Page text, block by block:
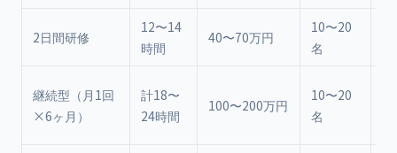
2日間研修
12〜14
時間
40〜70万円
10〜20
名
継続型（月1回
×6ヶ月）
計18〜
24時間
100〜200万円
10〜20
名